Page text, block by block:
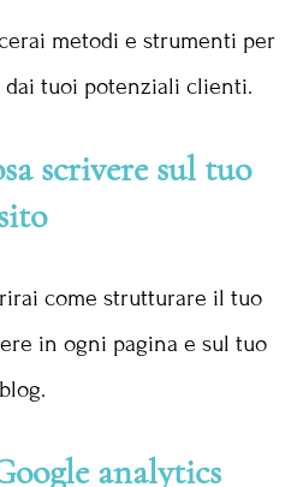
metodi e strumenti per
tuoi potenziali clienti.
scrivere sul tuo
come strutturare il tuo
in ogni pagina e sul tuo
blog.
analytics